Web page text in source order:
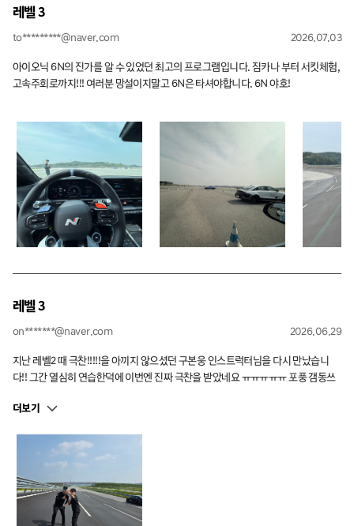
레벨 3
to*********@naver.com 2026.07.03
아이오닉 6N의 진가를 알 수 있었던 최고의 프로그램입니다. 짐카나 부터 서킷체험,
고속주회로까지!!! 여러분 망설이지말고 6N은 타셔야합니다. 6N 야호!
레벨 3
on*******@naver.com 2026.06.29
지난 레벨2 때 극찬!!!!!을 아끼지 않으셨던 구본웅 인스트럭터님을 다시 만났습니
다!! 그간 열심히 연습한덕에 이번엔 진짜 극찬을 받았네요 ㅠㅠㅠㅠㅠ 포풍 갬동쓰
더보기